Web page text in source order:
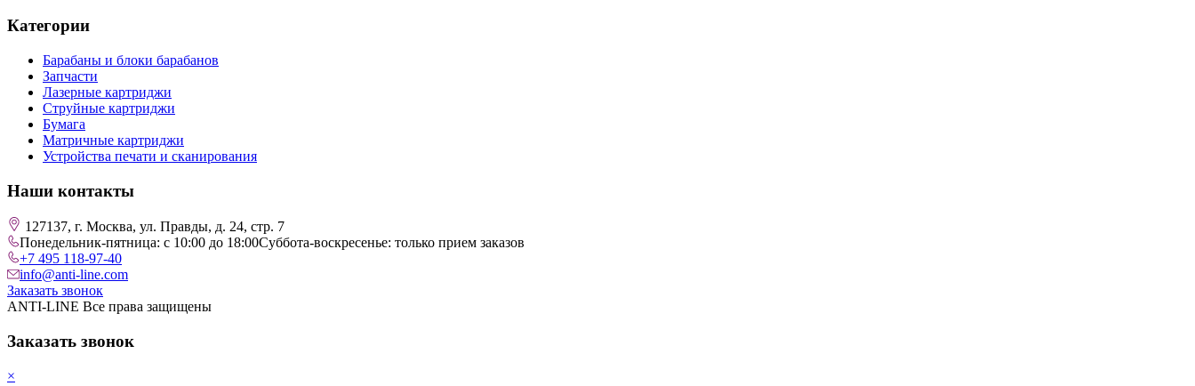
Категории
Барабаны и блоки барабанов
Запчасти
Лазерные картриджи
Струйные картриджи
Бумага
Матричные картриджи
Устройства печати и сканирования
Наши контакты
127137, г. Москва, ул. Правды, д. 24, стр. 7
Понедельник-пятница: с 10:00 до 18:00Суббота-воскресенье: только прием заказов
+7 495 118-97-40
info@anti-line.com
Заказать звонок
ANTI-LINE Все права защищены
Заказать звонок
×